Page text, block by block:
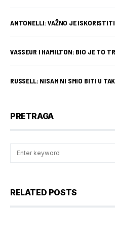
ANTONELLI: VAŽNO JE
VASSEUR I HAMILTON: BIO JE TO
RUSSELL: NISAM NI SMIO BITI U
PRETRAGA
RELATED POSTS